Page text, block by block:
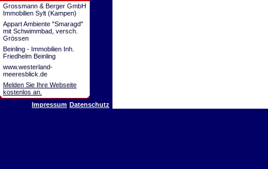
Grossmann & Berger GmbH
Immobilien Sylt (Kampen)
Appart Ambiente "Smaragd"
mit Schwimmbad, versch.
Grössen
Beinling - Immobilien Inh.
Friedhelm Beinling
www.westerland-
meeresblick.de
Melden Sie Ihre Webseite
kostenlos an.
Impressum Datenschutz